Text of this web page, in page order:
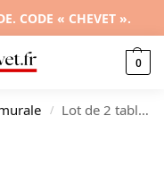
CODE « CHEVET ».
0
/ Lot de 2 tables de nuit bois gris design moderne mural, 48.5×32.5x80cm